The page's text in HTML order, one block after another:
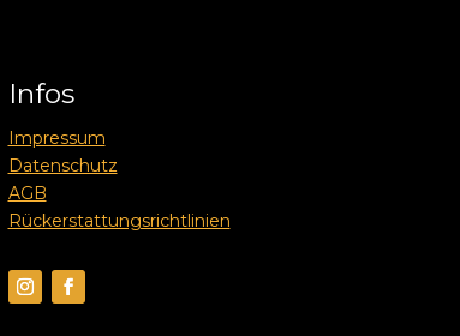
Infos
Impressum
Datenschutz
AGB
Rückerstattungsrichtlinien